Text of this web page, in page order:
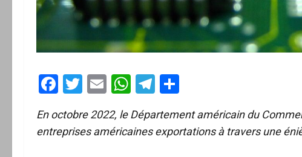
Facebook
Twitter
EmailWhatsApp
Telegram
En octobre 2022, le Département américain du
entreprises américaines exportations à travers une